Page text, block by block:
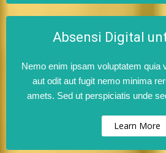
Absensi Digital
Nemo enim ipsam voluptatem quia
aut odit aut fugit nemo minima
amets. Sed ut perspiciatis unde
Learn More